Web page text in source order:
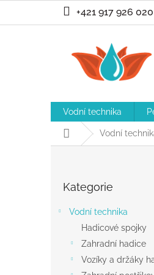
obsah
+421 917 926 020
Vodní technika
Domů Vodní
kategorie
Kategorie
Vodní technika
Hadicové spojky
Zahradní hadice
Vozíky a držáky